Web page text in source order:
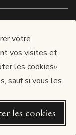
votre
vos visites et
les cookies»,
sauf si vous les
les cookies